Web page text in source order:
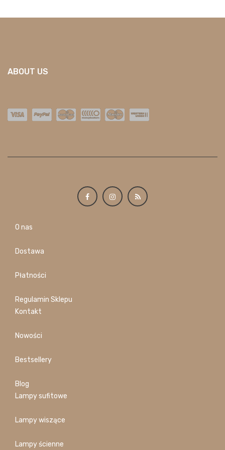
ABOUT US
O nas
Dostawa
Płatności
Regulamin Sklepu
Kontakt
Nowości
Bestsellery
Blog
Lampy sufitowe
Lampy wiszące
Lampy ścienne